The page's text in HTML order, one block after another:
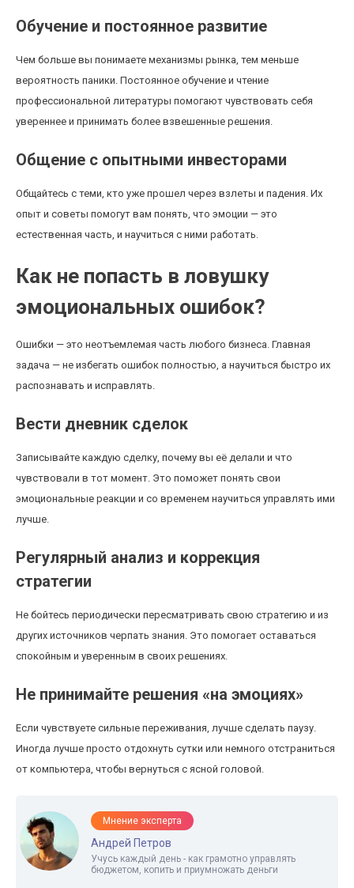
Обучение и постоянное развитие
Чем больше вы понимаете механизмы рынка, тем меньше
вероятность паники. Постоянное обучение и чтение
профессиональной литературы помогают чувствовать себя
увереннее и принимать более взвешенные решения.
Общение с опытными инвесторами
Общайтесь с теми, кто уже прошел через взлеты и падения. Их
опыт и советы помогут вам понять, что эмоции — это
естественная часть, и научиться с ними работать.
Как не попасть в ловушку
эмоциональных ошибок?
Ошибки — это неотъемлемая часть любого бизнеса. Главная
задача — не избегать ошибок полностью, а научиться быстро их
распознавать и исправлять.
Вести дневник сделок
Записывайте каждую сделку, почему вы её делали и что
чувствовали в тот момент. Это поможет понять свои
эмоциональные реакции и со временем научиться управлять ими
лучше.
Регулярный анализ и коррекция
стратегии
Не бойтесь периодически пересматривать свою стратегию и из
других источников черпать знания. Это помогает оставаться
спокойным и уверенным в своих решениях.
Не принимайте решения «на эмоциях»
Если чувствуете сильные переживания, лучше сделать паузу.
Иногда лучше просто отдохнуть сутки или немного отстраниться
от компьютера, чтобы вернуться с ясной головой.
Мнение эксперта
Андрей Петров
Учусь каждый день - как грамотно управлять
бюджетом, копить и приумножать деньги